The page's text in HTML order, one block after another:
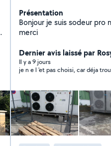
Présentation
Bonjour je suis sodeur pro
merci
Dernier avis laissé par
Il y a 9 jours
je n e l 'et pas choisi, car déja